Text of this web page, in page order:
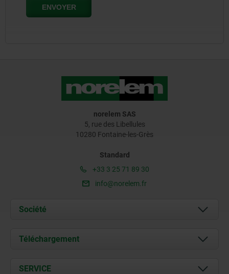
norelem SAS
5, rue des Libellules
10280 Fontaine-les-Grès
Standard
+33 3 25 71 89 30
info@norelem.fr
Société
À propos de nous
Contact
Téléchargement
Documents
SERVICE